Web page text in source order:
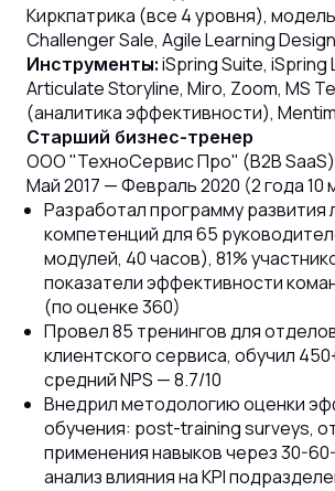
Киркпатрика (все 4 уровня), модель
Challenger Sale, Agile Learning Design
Инструменты: iSpring Suite, iSpring
Articulate Storyline, Miro, Zoom, MS
(аналитика эффективности),
Старший бизнес-тренер
ООО "ТехноСервис Про" (B2B
Май 2017 — Февраль 2020 (2 года 10
Разработал программу развития
компетенций для 65
модулей, 40 часов), 81%
показатели эффективности
(по оценке 360)
Провел 85 тренингов для
клиентского сервиса, обучил
средний NPS — 8.7/10
Внедрил методологию оценки
обучения: post-training surveys,
применения навыков через 30-
анализ влияния на KPI